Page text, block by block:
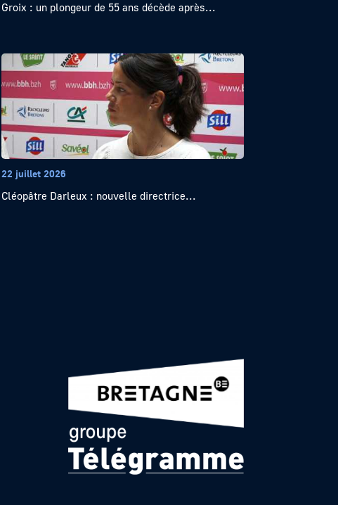
Groix : un plongeur de 55 ans décède après...
22 juillet 2026
Cléopâtre Darleux : nouvelle directrice...